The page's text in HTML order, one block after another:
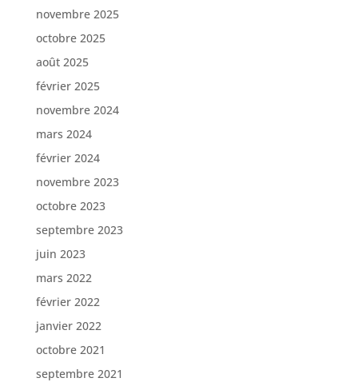
novembre 2025
octobre 2025
août 2025
février 2025
novembre 2024
mars 2024
février 2024
novembre 2023
octobre 2023
septembre 2023
juin 2023
mars 2022
février 2022
janvier 2022
octobre 2021
septembre 2021